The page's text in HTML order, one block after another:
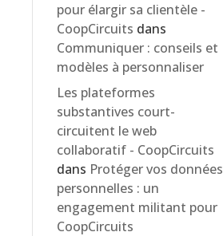
pour élargir sa clientèle -
CoopCircuits dans
Communiquer : conseils et
modèles à personnaliser
Les plateformes
substantives court-
circuitent le web
collaboratif - CoopCircuits
dans Protéger vos données
personnelles : un
engagement militant pour
CoopCircuits